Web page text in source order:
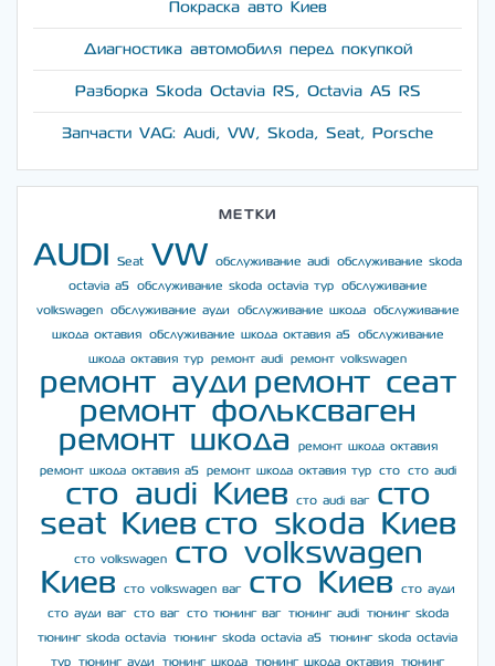
Покраска авто Киев
Диагностика автомобиля перед покупкой
Разборка Skoda Octavia RS, Octavia A5 RS
Запчасти VAG: Audi, VW, Skoda, Seat, Porsche
МЕТКИ
AUDI Seat VW обслуживание audi
обслуживание skoda
octavia a5
обслуживание skoda octavia тур
обслуживание
volkswagen
обслуживание ауди обслуживание шкода
обслуживание
шкода октавия
обслуживание шкода октавия а5
обслуживание
шкода октавия тур
ремонт audi ремонт volkswagen
ремонт ауди ремонт сеат
ремонт фольксваген
ремонт шкода
ремонт шкода октавия
ремонт шкода октавия а5
ремонт шкода октавия тур сто сто audi
сто audi Киев сто audi ваг
сто
seat Киев сто skoda Киев
сто volkswagen
сто volkswagen
Киев
сто volkswagen ваг сто Киев
сто ауди
сто ауди ваг
сто ваг сто тюнинг ваг тюнинг audi
тюнинг skoda
тюнинг skoda octavia
тюнинг skoda octavia a5
тюнинг skoda octavia
тур
тюнинг ауди тюнинг шкода тюнинг шкода октавия тюнинг